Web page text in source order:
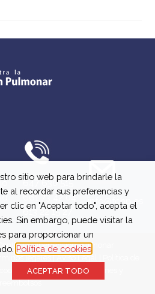
647 630 515
661 73 42 04
613 22 15 27
info@fchp.es
la Hipertensión Pulmonar
legales|Aviso Legal
|Política de devoluciones y
reembolsos
sitio web para brindarle la
al recordar sus preferencias y
clic en "Aceptar todo", acepta el
Sin embargo, puede visitar la
para proporcionar un
Política de cookies
ACEPTAR TODO